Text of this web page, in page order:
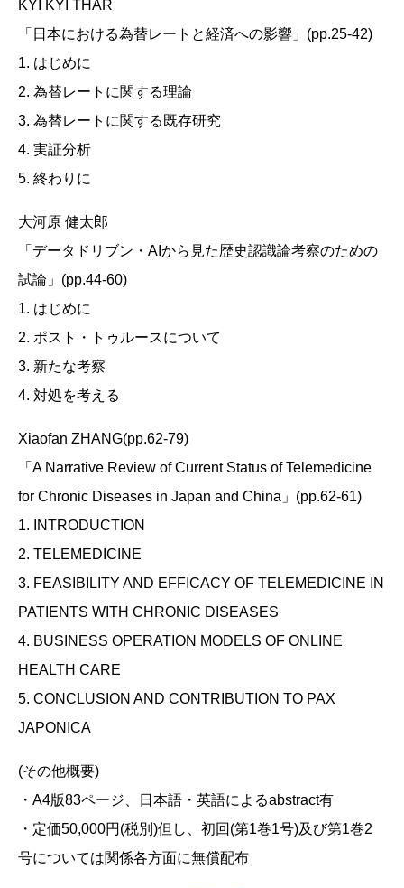
KYI KYI THAR
「日本における為替レートと経済への影響」(pp.25-42)
1. はじめに
2. 為替レートに関する理論
3. 為替レートに関する既存研究
4. 実証分析
5. 終わりに
大河原 健太郎
「データドリブン・AIから見た歴史認識論考察のための
試論」(pp.44-60)
1. はじめに
2. ポスト・トゥルースについて
3. 新たな考察
4. 対処を考える
Xiaofan ZHANG(pp.62-79)
「A Narrative Review of Current Status of Telemedicine
for Chronic Diseases in Japan and China」(pp.62-61)
1. INTRODUCTION
2. TELEMEDICINE
3. FEASIBILITY AND EFFICACY OF TELEMEDICINE IN
PATIENTS WITH CHRONIC DISEASES
4. BUSINESS OPERATION MODELS OF ONLINE
HEALTH CARE
5. CONCLUSION AND CONTRIBUTION TO PAX
JAPONICA
(その他概要)
・A4版83ページ、日本語・英語によるabstract有
・定価50,000円(税別)但し、初回(第1巻1号)及び第1巻2
号については関係各方面に無償配布